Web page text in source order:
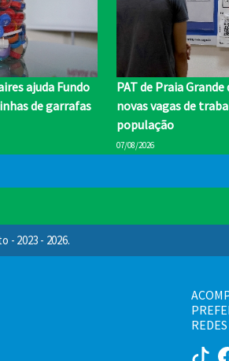
ajuda Fundo
de garrafas
PAT de Praia
novas vagas de
população
07/08/2026
- 2023 - 2026.